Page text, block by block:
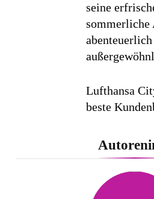
seine
sommerliche
Lufthansa
beste
Studie sieht
Mal in Folge
Cool down